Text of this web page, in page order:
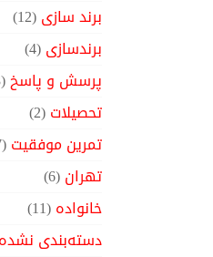
برند سازی(12)
برندسازی(4)
پرسش و پاسخ(3)
تحصیلات(2)
تمرین موفقیت(27)
تهران(6)
خانواده(11)
دسته‌بندی نشده